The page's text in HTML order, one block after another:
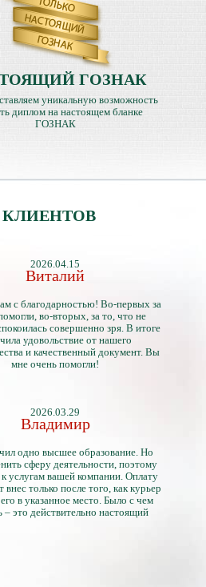
ГОЗНАК
уникальную возможность
диплом на настоящем бланке
ГОЗНАК
2026.04.15
Виталий
с благодарностью! Во-первых за
во-вторых, за то, что не
совершенно зря. В итоге
удовольствие от нашего
и качественный документ. Вы
мне очень помогли!
2026.03.29
Владимир
одно высшее образование. Но
сферу деятельности, поэтому
услугам вашей компании. Оплату
внес только после того, как курьер
в указанное место. Было с чем
– это действительно настоящий